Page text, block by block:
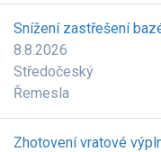
Snížení zastřešení
8.8.2026
Středočeský
Řemesla
Zhotovení vratové